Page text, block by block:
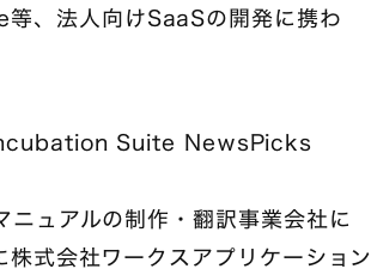
法人向けSaaSの開発に携わ
Suite NewsPicks
ュアルの制作・翻訳事業会社に
式会社ワークスアプリケーション